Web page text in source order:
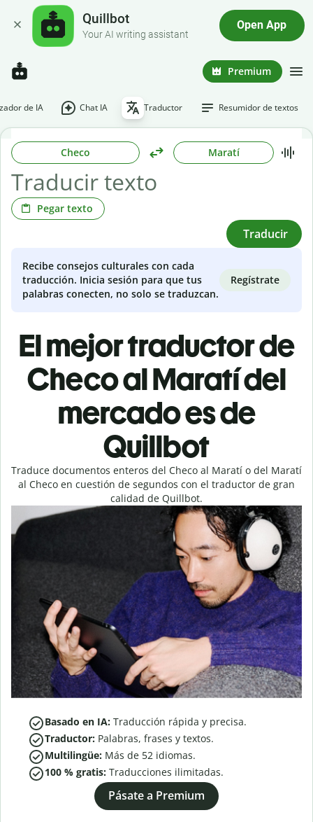
Quillbot
Your AI writing assistant
Open App
Premium
de IA Chat IA Traductor Resumidor de textos
Checo Maratí
Pegar texto
Traducir
Recibe consejos culturales con cada
traducción. Inicia sesión para que tus
palabras conecten, no solo se traduzcan.
Regístrate
El mejor traductor de
Checo al Maratí del
mercado es de
Quillbot
Traduce documentos enteros del Checo al Maratí o del Maratí
al Checo en cuestión de segundos con el traductor de gran
calidad de Quillbot.
Basado en IA: Traducción rápida y precisa.
Traductor: Palabras, frases y textos.
Multilingüe: Más de 52 idiomas.
100 % gratis: Traducciones ilimitadas.
Pásate a Premium